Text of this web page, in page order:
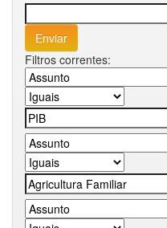
Filtros correntes: